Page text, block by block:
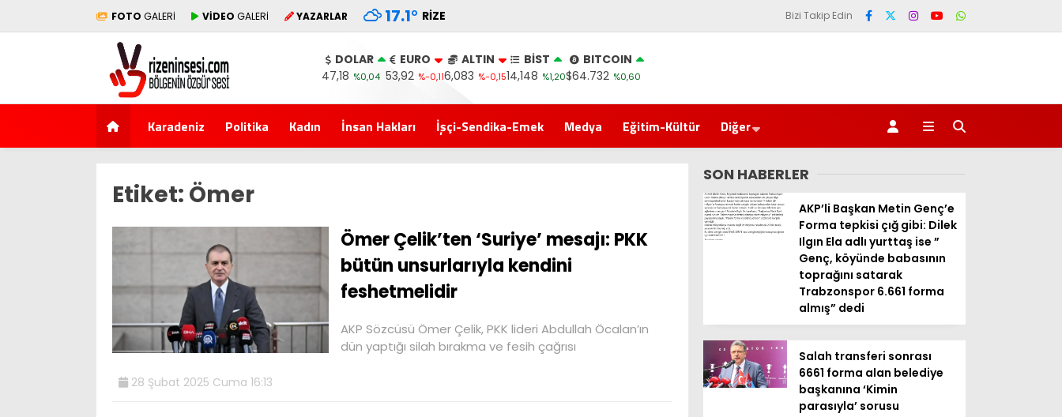
FOTO GALERİ VİDEO GALERİ YAZARLAR 17.1° RIZE Bizi Takip Edin
DOLAR
47,18 %0,04
EURO
53,92 %-0,11
ALTIN
6,083 %-0,15
BİST
14,148 %1,20
BITCOIN
$64.732 %0,60
Karadeniz Politika Kadın İnsan Hakları İşçi-Sendika-Emek Medya Eğitim-Kültür Diğer
Etiket: Ömer
Ömer Çelik’ten ‘Suriye’ mesajı: PKK
bütün unsurlarıyla kendini
feshetmelidir
AKP Sözcüsü Ömer Çelik, PKK lideri Abdullah Öcalan’ın
dün yaptığı silah bırakma ve fesih çağrısı
28 Şubat 2025 Cuma 16:13
SON HABERLER
AKP’li Başkan Metin Genç’e
Forma tepkisi çığ gibi: Dilek
Ilgın Ela adlı yurttaş ise ”
Genç, köyünde babasının
toprağını satarak
Trabzonspor 6.661 forma
almış” dedi
Salah transferi sonrası
6661 forma alan belediye
başkanına ‘Kimin
parasıyla’ sorusu